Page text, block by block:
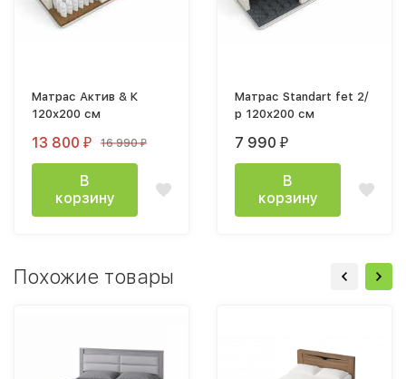
Матрас Актив & К
120х200 см
13 800 ₽ 16 990₽
В
корзину
Матрас Standart fet 2/
р 120х200 см
7 990 ₽
В
корзину
Похожие товары